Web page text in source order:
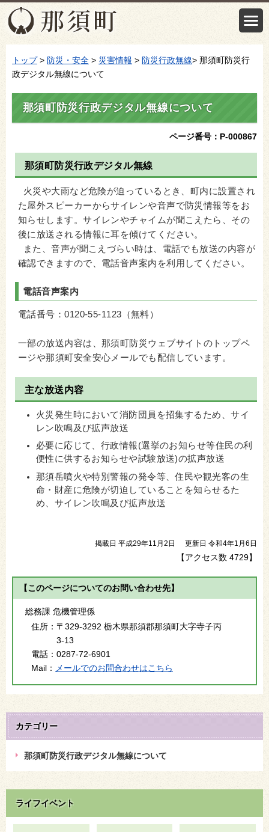
トップ> 防災・安全 > 災害情報 > 防災行政無線> 那須町防災行
政デジタル無線について
那須町防災行政デジタル無線について
ページ番号：P-000867
那須町防災行政デジタル無線
火災や大雨など危険が迫っているとき、町内に設置され
た屋外スピーカーからサイレンや音声で防災情報等をお
知らせします。サイレンやチャイムが聞こえたら、その
後に放送される情報に耳を傾けてください。
また、音声が聞こえづらい時は、電話でも放送の内容が
確認できますので、電話音声案内を利用してください。
電話音声案内
電話番号：0120-55-1123（無料）
一部の放送内容は、那須町防災ウェブサイトのトップペ
ージや那須町安全安心メールでも配信しています。
主な放送内容
火災発生時において消防団員を招集するため、サイ
レン吹鳴及び拡声放送
必要に応じて、行政情報(選挙のお知らせ等住民の利
便性に供するお知らせや試験放送)の拡声放送
那須岳噴火や特別警報の発令等、住民や観光客の生
命・財産に危険が切迫していることを知らせるた
め、サイレン吹鳴及び拡声放送
掲載日 平成29年11月2日 更新日 令和4年1月6日
【アクセス数 4729】
【このページについてのお問い合わせ先】
総務課 危機管理係
住所： 〒329-3292 栃木県那須郡那須町大字寺子丙
3-13
電話： 0287-72-6901
Mail： メールでのお問合わせはこちら
カテゴリー
那須町防災行政デジタル無線について
ライフイベント